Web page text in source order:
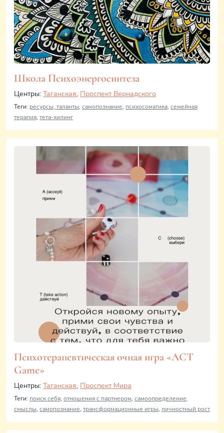
Школа Психоэнергосинтеза
Центры: Таганская, Проспект Вернадского
Теги: ресурсы, таланты, самопознание, психосоматика, семейная
терапия, тета-хилинг
Психотерапевтическая очная игра «ACT
Game»
Центры: Таганская, Проспект Мира
Теги: поиск себя, отношения с партнером, самоопределение,
смыслы, самопознание, трансформационные игры, личностный рост